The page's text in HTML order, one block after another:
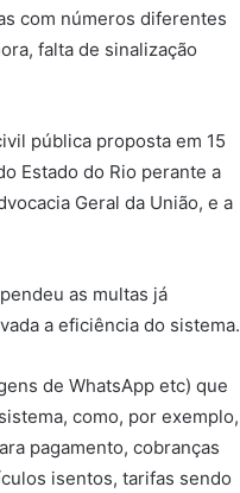
com números diferentes
falta de sinalização
pública proposta em 15
Estado do Rio perante a
Geral da União, e a
as multas já
a eficiência do sistema.
de WhatsApp etc) que
como, por exemplo,
pagamento, cobranças
isentos, tarifas sendo